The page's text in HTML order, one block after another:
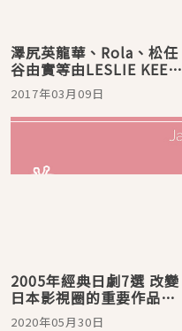
澤尻英龍華、Rola、松任
谷由實等由LESLIE KEE所
拍攝約200張作品在
PARCO舉行照片展
2017年03月09日
2005年經典日劇7選 改變
日本影視圈的重要作品你
看過了嗎？
2020年05月30日